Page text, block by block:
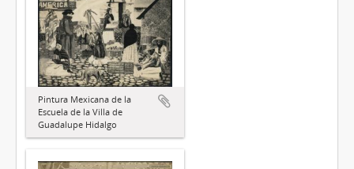
Pintura Mexicana de la
Escuela de la Villa de
Guadalupe Hidalgo